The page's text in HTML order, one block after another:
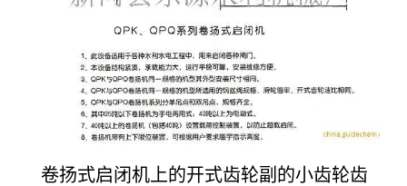
卷扬式启闭机上的开式齿轮副的小齿轮齿